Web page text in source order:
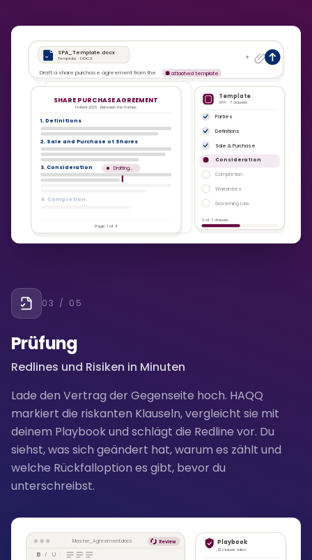
W
SPA_Template.docx
Template · DOCX
Draft a share purchase agreement from the attached template
SHARE PURCHASE AGREEMENT
Dated 2026 · Between the Parties
1. Definitions
2. Sale and Purchase of Shares
3. Consideration Drafting…
4. Completion
Page 1 of 4
Template
SPA · 7 clauses
Parties
Definitions
Sale & Purchase
Consideration
Completion
Warranties
Governing Law
3 of 7 clauses
03 / 05
Prüfung
Redlines und Risiken in Minuten
Lade den Vertrag der Gegenseite hoch. HAQQ
markiert die riskanten Klauseln, vergleicht sie mit
deinem Playbook und schlägt die Redline vor. Du
siehst, was sich geändert hat, warum es zählt und
welche Rückfalloption es gibt, bevor du
unterschreibst.
Master_Agreement.docx Review
B I U
Playbook
12 clause rules